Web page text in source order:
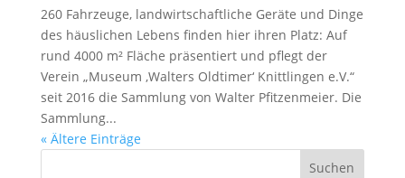
260 Fahrzeuge, landwirtschaftliche Geräte und Dinge
des häuslichen Lebens finden hier ihren Platz: Auf
rund 4000 m² Fläche präsentiert und pflegt der
Verein „Museum ‚Walters Oldtimer‘ Knittlingen e.V.“
seit 2016 die Sammlung von Walter Pfitzenmeier. Die
Sammlung...
« Ältere Einträge